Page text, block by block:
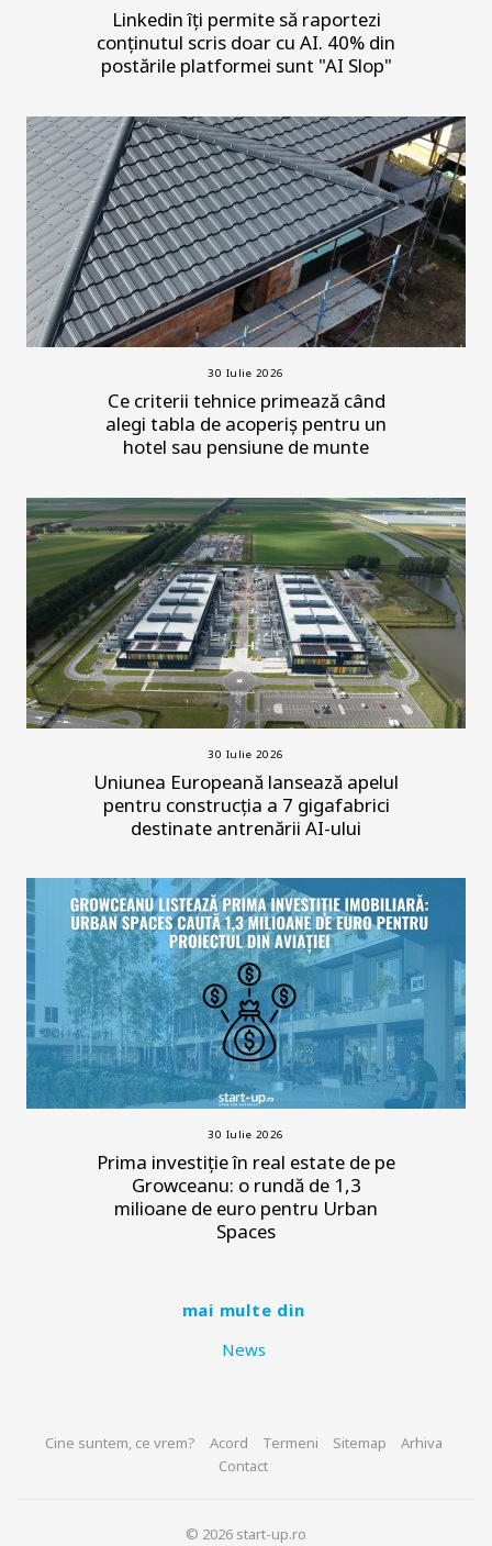
Linkedin îți permite să raportezi
conținutul scris doar cu AI. 40% din
postările platformei sunt "AI Slop"
30 Iulie 2026
Ce criterii tehnice primează când
alegi tabla de acoperiș pentru un
hotel sau pensiune de munte
30 Iulie 2026
Uniunea Europeană lansează apelul
pentru construcția a 7 gigafabrici
destinate antrenării AI-ului
30 Iulie 2026
Prima investiție în real estate de pe
Growceanu: o rundă de 1,3
milioane de euro pentru Urban
Spaces
mai multe din
News
Cine suntem, ce vrem? Acord Termeni Sitemap
Arhiva
Contact
© 2026 start-up.ro